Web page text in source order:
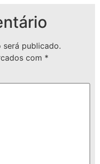
será publicado.
com *